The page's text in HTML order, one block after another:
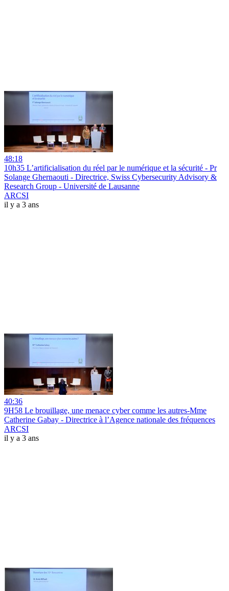
48:18
10h35 L’artificialisation du réel par le numérique et la sécurité - Pr
Solange Ghernaouti - Directrice, Swiss Cybersecurity Advisory &
Research Group - Université de Lausanne
ARCSI
il y a 3 ans
40:36
9H58 Le brouillage, une menace cyber comme les autres-Mme
Catherine Gabay - Directrice à l’Agence nationale des fréquences
ARCSI
il y a 3 ans